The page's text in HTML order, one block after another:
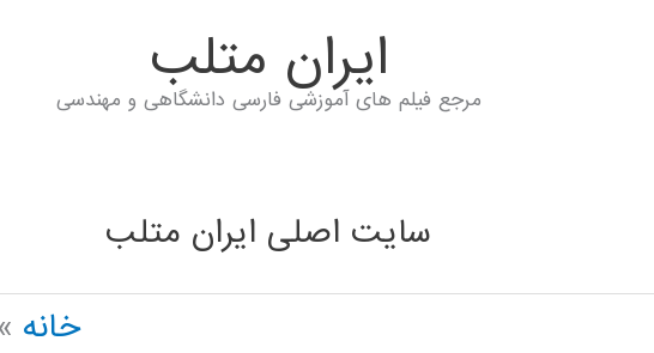
ايران متلب
مرجع فیلم های آموزشی فارسی دانشگاهی و مهندسی
سایت اصلی ایران متلب
خانه